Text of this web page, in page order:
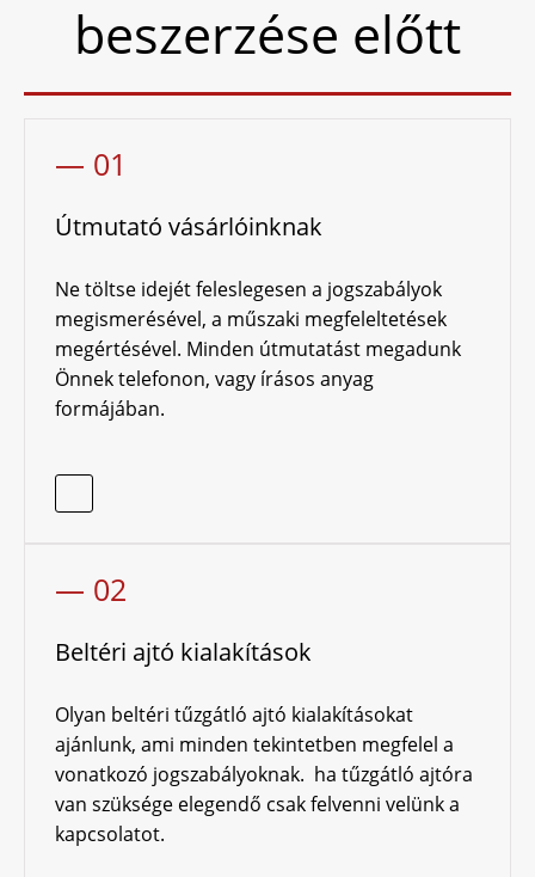
beszerzése előtt
— 01
Útmutató vásárlóinknak
Ne töltse idejét feleslegesen a jogszabályok
megismerésével, a műszaki megfeleltetések
megértésével. Minden útmutatást megadunk
Önnek telefonon, vagy írásos anyag
formájában.
— 02
Beltéri ajtó kialakítások
Olyan beltéri tűzgátló ajtó kialakításokat
ajánlunk, ami minden tekintetben megfelel a
vonatkozó jogszabályoknak. ha tűzgátló ajtóra
van szüksége elegendő csak felvenni velünk a
kapcsolatot.